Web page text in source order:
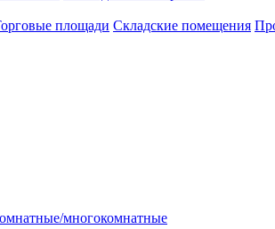
площади Складские помещения
многокомнатные